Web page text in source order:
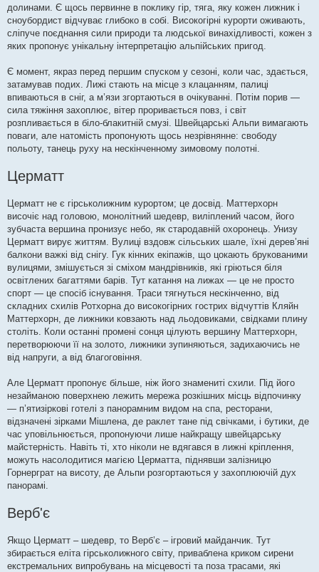
долинами. Є щось первинне в поклику гір, тяга, яку кожен лижник і
сноубордист відчуває глибоко в собі. Високогірні курорти оживають,
сліпуче поєднання сили природи та людської винахідливості, кожен з
яких пропонує унікальну інтерпретацію альпійських пригод.
Є момент, якраз перед першим спуском у сезоні, коли час, здається,
затамував подих. Лижі стають на місце з клацанням, палиці
впиваються в сніг, а м’язи згортаються в очікуванні. Потім порив —
сила тяжіння захоплює, вітер проривається повз, і світ
розпливається в біло-блакитній смузі. Швейцарські Альпи вимагають
поваги, але натомість пропонують щось незрівнянне: свободу
польоту, танець руху на нескінченному зимовому полотні.
Церматт
Церматт не є гірськолижним курортом; це досвід. Маттерхорн
височіє над головою, монолітний шедевр, виліплений часом, його
зубчаста вершина пронизує небо, як стародавній охоронець. Унизу
Церматт вирує життям. Вулиці вздовж сільських шале, їхні дерев’яні
балкони важкі від снігу. Гук кінних екіпажів, що цокають брукованими
вулицями, змішується зі сміхом мандрівників, які гріються біля
освітлених багаттями барів. Тут катання на лижах — це не просто
спорт — це спосіб існування. Траси тягнуться нескінченно, від
складних схилів Ротхорна до високогірних гострих відчуттів Кляйн
Маттерхорн, де лижники ковзають над льодовиками, свідками плину
століть. Коли останні промені сонця цілують вершину Маттерхорн,
перетворюючи її на золото, лижники зупиняються, задихаючись не
від напруги, а від благоговіння.
Але Церматт пропонує більше, ніж його знамениті схили. Під його
незайманою поверхнею лежить мережа розкішних місць відпочинку
— п’ятизіркові готелі з панорамним видом на спа, ресторани,
відзначені зірками Мішлена, де раклет тане під свічками, і бутики, де
час уповільнюється, пропонуючи лише найкращу швейцарську
майстерність. Навіть ті, хто ніколи не вдягався в лижні кріплення,
можуть насолодитися магією Церматта, піднявши залізницю
Горнерграт на висоту, де Альпи розгортаються у захоплюючій дух
панорамі.
Верб'є
Якщо Церматт – шедевр, то Верб’є – ігровий майданчик. Тут
збирається еліта гірськолижного світу, приваблена криком сирени
екстремальних випробувань на місцевості та поза трасами, які